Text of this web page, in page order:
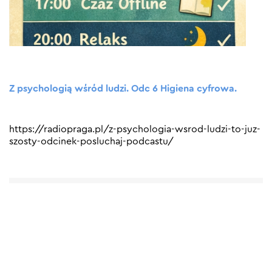
Z psychologią wśród ludzi. Odc 6 Higiena cyfrowa.
https://radiopraga.pl/z-psychologia-wsrod-ludzi-to-juz-
szosty-odcinek-posluchaj-podcastu/